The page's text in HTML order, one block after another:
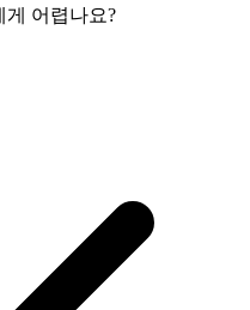
게 어렵나요?